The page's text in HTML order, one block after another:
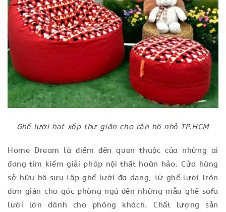
Ghế lười hạt xốp thư giãn cho căn hộ nhỏ TP.HCM
Home Dream là điểm đến quen thuộc của những ai
đang tìm kiếm giải pháp nội thất hoàn hảo. Cửa hàng
sở hữu bộ sưu tập ghế lười đa dạng, từ ghế lười tròn
đơn giản cho góc phòng ngủ đến những mẫu ghế sofa
lười lớn dành cho phòng khách. Chất lượng sản